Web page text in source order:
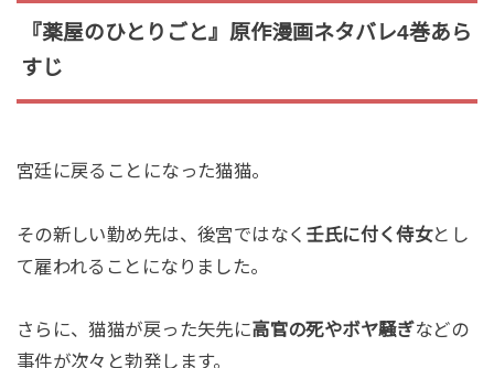
『薬屋のひとりごと』原作漫画ネタバレ4巻あら
すじ
宮廷に戻ることになった猫猫。
その新しい勤め先は、後宮ではなく 壬氏に付く侍女とし
て雇われることになりました。
さらに、猫猫が戻った矢先に高官の死やボヤ騒ぎなどの
事件が次々と勃発します。